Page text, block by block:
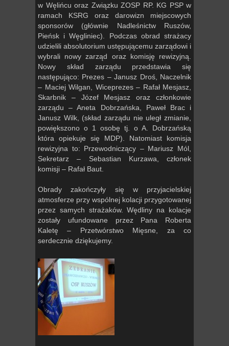
w Węlińcu oraz Związku ZOSP RP. KG PSP w
ramach KSRG oraz darowizn miejscowych
sponsorów (głównie Nadleśnictw Ruszów,
Pieńsk i Węgliniec). Podczas obrad strażacy
udzielili absolutorium ustępującemu zarządowi i
wybrali nowy zarząd oraz komisję rewizyjną.
Nowy skład zarządu przedstawia się
następująco: Prezes – Janusz Droś, Naczelnik
– Maciej Wilgan, Wiceprezes – Rafał Mesjasz,
Skarbnik – Józef Mesjasz oraz członkowie
zarządu – Aneta Dobrzańska, Paweł Brac i
Janusz Wilk, (skład zarządu nie uległ zmianie,
powiększono o 1 osobę tj. o A. Dobrzańską
która opiekuje się MDP). Natomiast komisja
rewizyjna to: Przewodniczący – Mariusz Mól,
Sekretarz – Sebastian Kurzawa, członek
komisji – Rafał Baut.
Obrady zakończyły się w przyjacielskiej
atmosferze przy wspólnej kolacji przygotowanej
przez samych strażaków. Wędliny na kolacje
zostały ufundowane przez Pana Roberta
Kaletę – Przetwórstwo Mięsne, za co
serdecznie dziękujemy.